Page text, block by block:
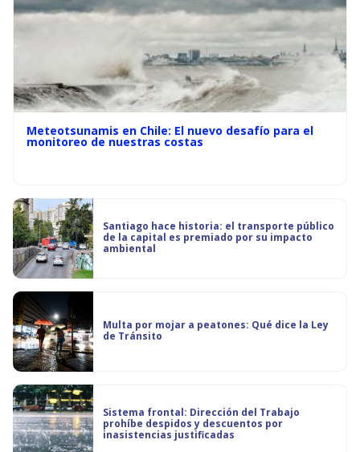
Meteotsunamis en Chile: El nuevo desafío para el
monitoreo de nuestras costas
Santiago hace historia: el transporte público
de la capital es premiado por su impacto
ambiental
Multa por mojar a peatones: Qué dice la Ley
de Tránsito
Sistema frontal: Dirección del Trabajo
prohíbe despidos y descuentos por
inasistencias justificadas